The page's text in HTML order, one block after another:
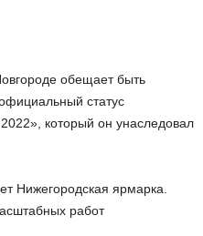
обещает быть
статус
который он унаследовал
Нижегородская ярмарка.
работ